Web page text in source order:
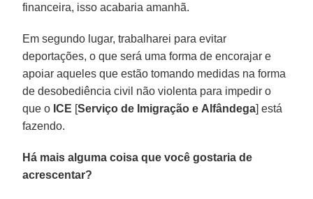
financeira, isso acabaria amanhã.
Em segundo lugar, trabalharei para evitar
deportações, o que será uma forma de encorajar e
apoiar aqueles que estão tomando medidas na forma
de desobediência civil não violenta para impedir o
que o ICE [Serviço de Imigração e Alfândega] está
fazendo.
Há mais alguma coisa que você gostaria de
acrescentar?